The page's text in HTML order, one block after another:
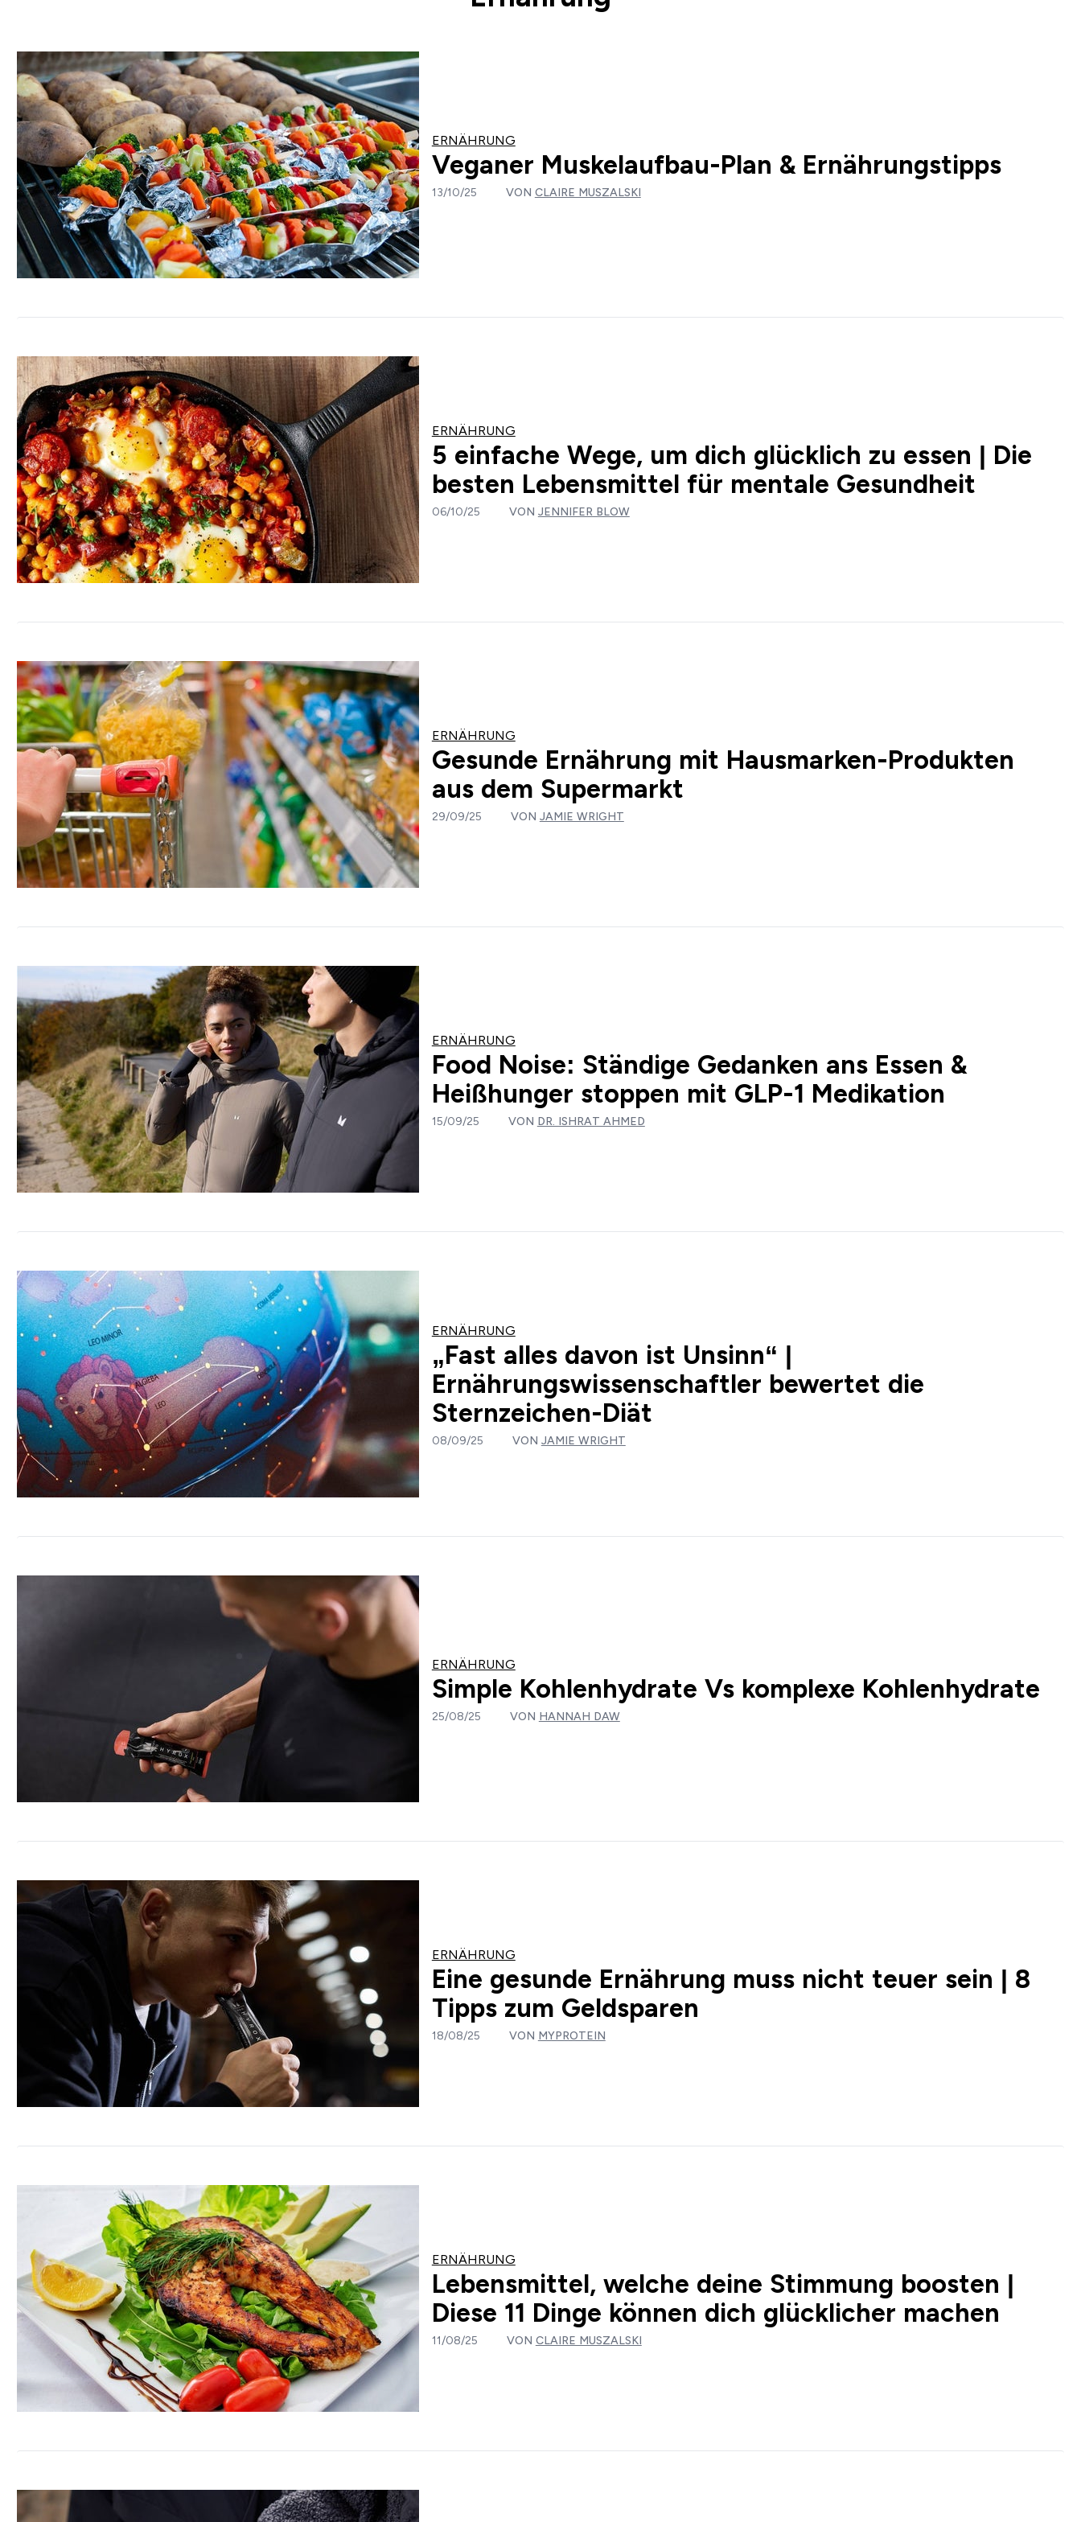
ERNÄHRUNG
Veganer Muskelaufbau-Plan & Ernährungstipps
13/10/25 VON CLAIRE MUSZALSKI
ERNÄHRUNG
5 einfache Wege, um dich glücklich zu essen | Die
besten Lebensmittel für mentale Gesundheit
06/10/25 VON JENNIFER BLOW
ERNÄHRUNG
Gesunde Ernährung mit Hausmarken-Produkten
aus dem Supermarkt
29/09/25 VON JAMIE WRIGHT
ERNÄHRUNG
Food Noise: Ständige Gedanken ans Essen &
Heißhunger stoppen mit GLP-1 Medikation
15/09/25 VON DR. ISHRAT AHMED
ERNÄHRUNG
„Fast alles davon ist Unsinn“ |
Ernährungswissenschaftler bewertet die
Sternzeichen-Diät
08/09/25 VON JAMIE WRIGHT
ERNÄHRUNG
Simple Kohlenhydrate Vs komplexe Kohlenhydrate
25/08/25 VON HANNAH DAW
ERNÄHRUNG
Eine gesunde Ernährung muss nicht teuer sein | 8
Tipps zum Geldsparen
18/08/25 VON MYPROTEIN
ERNÄHRUNG
Lebensmittel, welche deine Stimmung boosten |
Diese 11 Dinge können dich glücklicher machen
11/08/25 VON CLAIRE MUSZALSKI